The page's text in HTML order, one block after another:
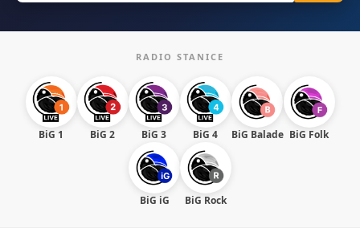
RADIO STANICE
BiG 1 BiG 2 BiG 3 BiG 4 BiG Balade BiG Folk
BiG iG BiG Rock